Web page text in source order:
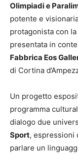
Olimpiadi e
potente e
protagonista con
presentata in
Fabbrica Eos
di Cortina
Un progetto
programma
dialogo due
Sport, espressioni
parlare un